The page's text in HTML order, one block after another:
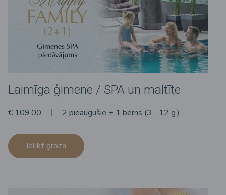
Laimīga ģimene / SPA un maltīte
€ 109.00 2 pieaugušie + 1 bērns (3 - 12 g.)
Ielikt grozā